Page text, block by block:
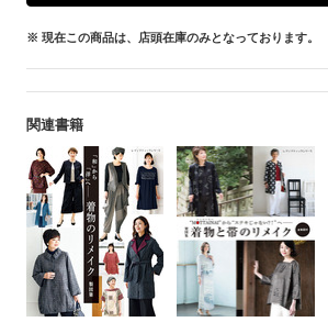
※ 現在この商品は、店頭在庫のみとなっております。
関連書籍